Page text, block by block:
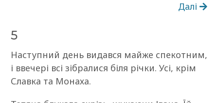
Далі
5
Наступний день видався майже спекотним,
і ввечері всі зібралися біля річки. Усі, крім
Славка та Монаха.